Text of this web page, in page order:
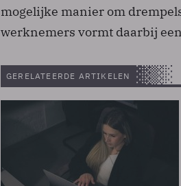
mogelijke manier om
werknemers vormt daarbij
GERELATEERDE ARTIKELEN